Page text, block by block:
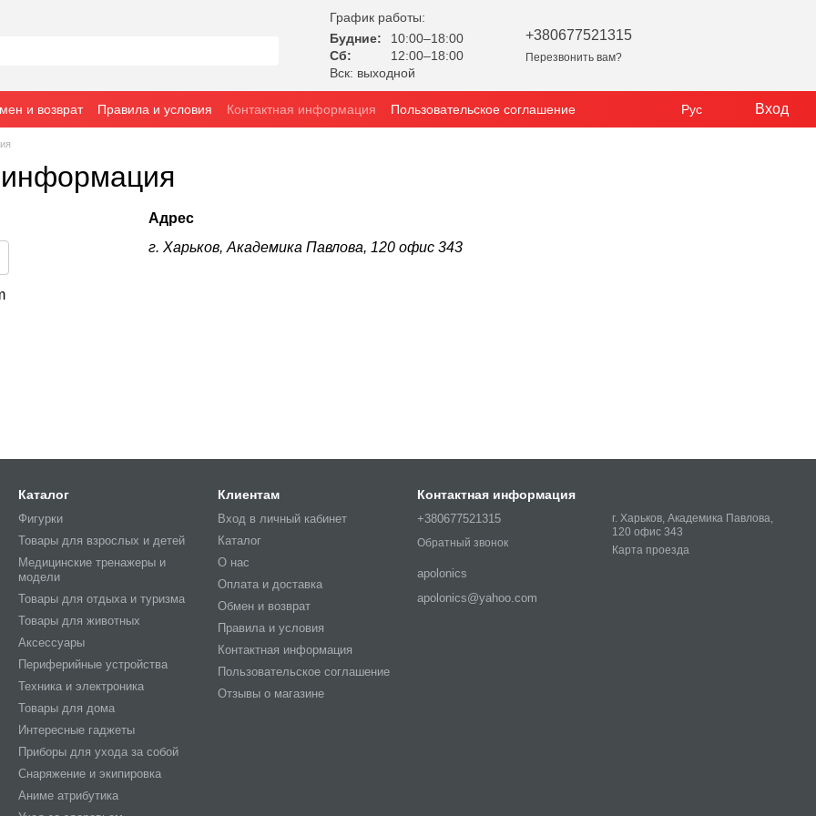
График работы:
Будние:
10:00–18:00
Сб:
12:00–18:00
Вск: выходной
+380677521315
Перезвонить вам?
и возврат Правила и условия Контактная информация
Пользовательское соглашение
Рус Вход
информация
Адрес
г. Харьков, Академика Павлова, 120 офис 343
Каталог
Фигурки
Товары для взрослых и детей
Медицинские тренажеры и
модели
Товары для отдыха и туризма
Товары для животных
Аксессуары
Периферийные устройства
Техника и электроника
Товары для дома
Интересные гаджеты
Приборы для ухода за собой
Снаряжение и экипировка
Аниме атрибутика
Клиентам
Вход в личный кабинет
Каталог
О нас
Оплата и доставка
Обмен и возврат
Правила и условия
Контактная информация
Пользовательское соглашение
Отзывы о магазине
Контактная информация
+380677521315
Обратный звонок
apolonics
apolonics@yahoo.com
г. Харьков, Академика Павлова,
120 офис 343
Карта проезда